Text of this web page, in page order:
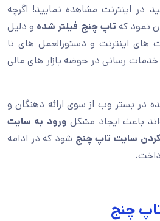
در اینترنت مشاهده نمایید! اگرچه
نمود که تاپ چنج فیلتر شده و دلیل
های اینترنت و دستورالعمل های نا
رسانی در حوضه بازار های مالی
در بستر وب از سوی ارائه دهنگان و
باعث ایجاد مشکل ورود به سایت
کردن سایت تاپ چنج شود که در ادامه
چنج